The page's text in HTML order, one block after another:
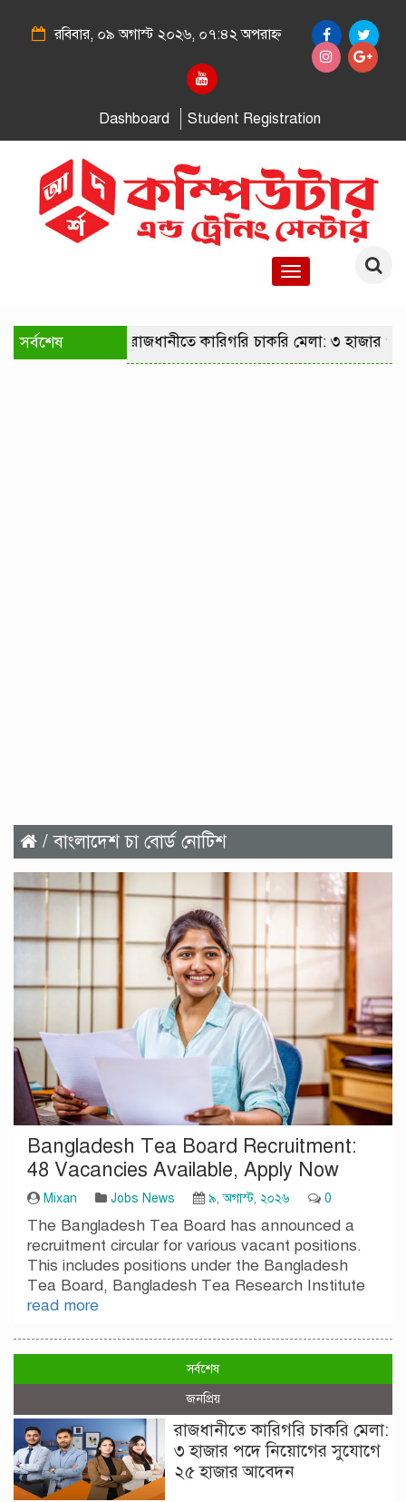
রবিবার, ০৯ অগাস্ট ২০২৬, ০৭:৪২ অপরাহ্ন
Dashboard Student Registration
Toggle
সর্বশেষ রাজধানীতে কারিগরি চাকরি মেলা: ৩ হাজার
/ বাংলাদেশ চা বোর্ড নোটিশ
Bangladesh Tea Board Recruitment:
48 Vacancies Available, Apply Now
Mixan Jobs News ৯, অগাস্ট, ২০২৬ 0
The Bangladesh Tea Board has announced a
recruitment circular for various vacant positions.
This includes positions under the Bangladesh
Tea Board, Bangladesh Tea Research Institute
read more
সর্বশেষ
জনপ্রিয়
রাজধানীতে কারিগরি চাকরি মেলা:
৩ হাজার পদে নিয়োগের সুযোগে
২৫ হাজার আবেদন